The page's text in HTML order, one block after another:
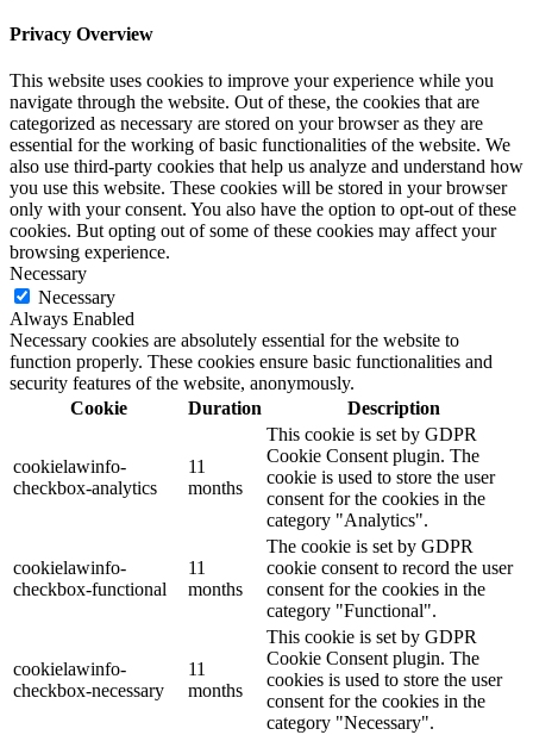
Privacy Overview
This website uses cookies to improve your experience while you
navigate through the website. Out of these, the cookies that are
categorized as necessary are stored on your browser as they are
essential for the working of basic functionalities of the website. We
also use third-party cookies that help us analyze and understand how
you use this website. These cookies will be stored in your browser
only with your consent. You also have the option to opt-out of these
cookies. But opting out of some of these cookies may affect your
browsing experience.
Necessary
Necessary
Always Enabled
Necessary cookies are absolutely essential for the website to
function properly. These cookies ensure basic functionalities and
security features of the website, anonymously.
Cookie
Duration Description
cookielawinfo-
checkbox-analytics
11
months
This cookie is set by GDPR
Cookie Consent plugin. The
cookie is used to store the user
consent for the cookies in the
category "Analytics".
cookielawinfo-
checkbox-functional
11
months
The cookie is set by GDPR
cookie consent to record the user
consent for the cookies in the
category "Functional".
cookielawinfo-
checkbox-necessary
11
months
This cookie is set by GDPR
Cookie Consent plugin. The
cookies is used to store the user
consent for the cookies in the
category "Necessary".